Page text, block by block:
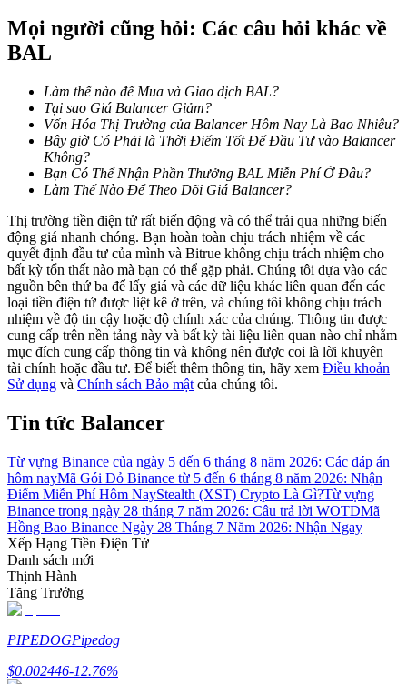
Thông tin
Phân tích dữ liệu lớn bao gồm thông tin giao dịch, v.v.
Hướng dẫn
Hướng dẫn giao dịch Spot
Chiến lược giao dịch
Học cách duy trì lợi nhuận
Mọi người cũng hỏi: Các câu hỏi khác về
BAL
Làm thế nào để Mua và Giao dịch BAL?
Tại sao Giá Balancer Giảm?
Vốn Hóa Thị Trường của Balancer Hôm Nay Là Bao Nhiêu?
Bây giờ Có Phải là Thời Điểm Tốt Để Đầu Tư vào Balancer
Không?
Bạn Có Thể Nhận Phần Thưởng BAL Miễn Phí Ở Đâu?
Làm Thế Nào Để Theo Dõi Giá Balancer?
Thị trường tiền điện tử rất biến động và có thể trải qua những biến
động giá nhanh chóng. Bạn hoàn toàn chịu trách nhiệm về các
quyết định đầu tư của mình và Bitrue không chịu trách nhiệm cho
bất kỳ tổn thất nào mà bạn có thể gặp phải. Chúng tôi dựa vào các
nguồn bên thứ ba để lấy giá và các dữ liệu khác liên quan đến các
loại tiền điện tử được liệt kê ở trên, và chúng tôi không chịu trách
nhiệm về độ tin cậy hoặc độ chính xác của chúng. Thông tin được
cung cấp trên nền tảng này và bất kỳ tài liệu liên quan nào chỉ nhằm
mục đích cung cấp thông tin và không nên được coi là lời khuyên
tài chính hoặc đầu tư. Để biết thêm thông tin, hãy xem Điều khoản
Sử dụng và Chính sách Bảo mật của chúng tôi.
Tin tức Balancer
Từ vựng Binance của ngày 5 đến 6 tháng 8 năm 2026: Các đáp án
hôm nayMã Gói Đỏ Binance từ 5 đến 6 tháng 8 năm 2026: Nhận
Điểm Miễn Phí Hôm NayStealth (XST) Crypto Là Gì?Từ vựng
Binance trong ngày 28 tháng 7 năm 2026: Câu trả lời WOTDMã
Hồng Bao Binance Ngày 28 Tháng 7 Năm 2026: Nhận Ngay
Xếp Hạng Tiền Điện Tử
Danh sách mới
Thịnh Hành
Tăng Trưởng
PIPEDOGPipedog
$0.002446-12.76%